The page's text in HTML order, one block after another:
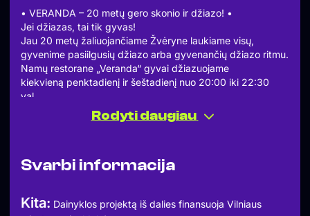
• VERANDA – 20 metų gero skonio ir džiazo! •
Jei džiazas, tai tik gyvas!
Jau 20 metų žaliuojančiame Žvėryne laukiame visų,
gyvenime pasiilgusių džiazo arba gyvenančių džiazo ritmu.
Namų restorane „Veranda“ gyvai džiazuojame
kiekvieną penktadienį ir šeštadienį nuo 20:00 iki 22:30
val.,
antradieniais – 19:00-21:00 val.
skambančiai muzikai.
Jeigu “baro pianistas” pagauna ryšį su klausytojais, jis
Rodyti daugiau
Svarbi informacija
Kita: Dainyklos projektą iš dalies finansuoja Vilniaus